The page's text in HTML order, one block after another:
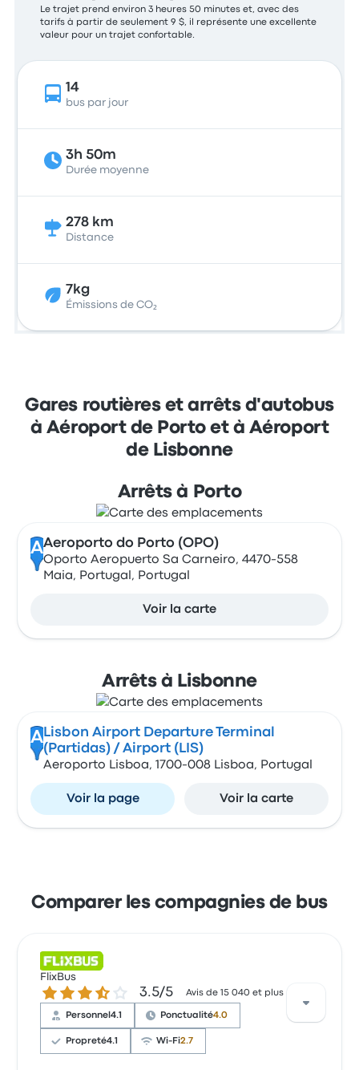
Le trajet prend environ 3 heures 50 minutes et, avec des
tarifs à partir de seulement 9 $, il représente une excellente
valeur pour un trajet confortable.
14
bus par jour
3h 50m
Durée moyenne
278 km
Distance
7kg
Émissions de CO₂
Gares routières et arrêts d'autobus
à Aéroport de Porto et à Aéroport
de Lisbonne
Arrêts à Porto
AAeroporto do Porto (OPO)
Oporto Aeropuerto Sa Carneiro, 4470-558
Maia, Portugal, Portugal
Voir la carte
Arrêts à Lisbonne
A Lisbon Airport Departure Terminal
(Partidas) / Airport (LIS)
Aeroporto Lisboa, 1700-008 Lisboa, Portugal
Voir la page Voir la carte
Comparer les compagnies de bus
FlixBus
3.5 sur 5 étoiles 3.5/5 Avis de 15 040 et plus
Personnel4.1 Ponctualité4.0
Propreté4.1 Wi-Fi2.7